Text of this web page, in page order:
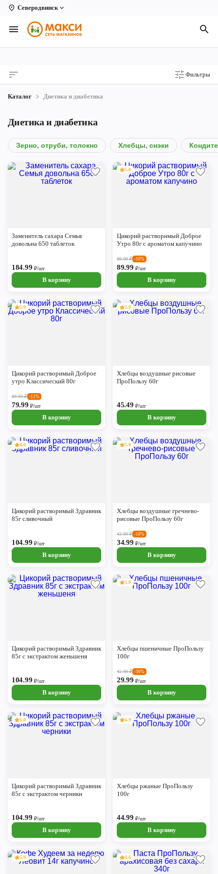
Северодвинск
Вологда
Архангельск
Киров
Коряжма
Котлас
Новодвинск
Ярославль
Фильтры
Каталог Диетика и диабетика
Диетика и диабетика
Зерно, отруби, толокно Хлебцы, снэки
Заменитель сахара Семья
довольна 650 таблеток
184.99 ₽/шт
В корзину
5.0
Цикорий растворимый Доброе
Утро 80г с ароматом капучино
99.99₽ -10%
89.99₽/шт
В корзину
5.0
Цикорий растворимый Доброе
утро Классический 80г
89.99₽ -11%
79.99₽/шт
В корзину
5.0
Хлебцы воздушные рисовые
ПроПользу 60г
45.49₽/шт
В корзину
4.0
Цикорий растворимый Здравник
85г сливочный
104.99 ₽/шт
В корзину
5.0
Хлебцы воздушные гречнево-
рисовые ПроПользу 60г
42.99₽ -18%
34.99₽/шт
В корзину
Цикорий растворимый Здравник
85г с экстрактом женьшеня
104.99 ₽/шт
В корзину
5.0
Хлебцы пшеничные ПроПользу
100г
42.99₽ -30%
29.99₽/шт
В корзину
5.0
Цикорий растворимый Здравник
85г с экстрактом черники
104.99 ₽/шт
В корзину
4.9
Хлебцы ржаные ПроПользу
100г
44.99₽/шт
В корзину
5.0 4.6